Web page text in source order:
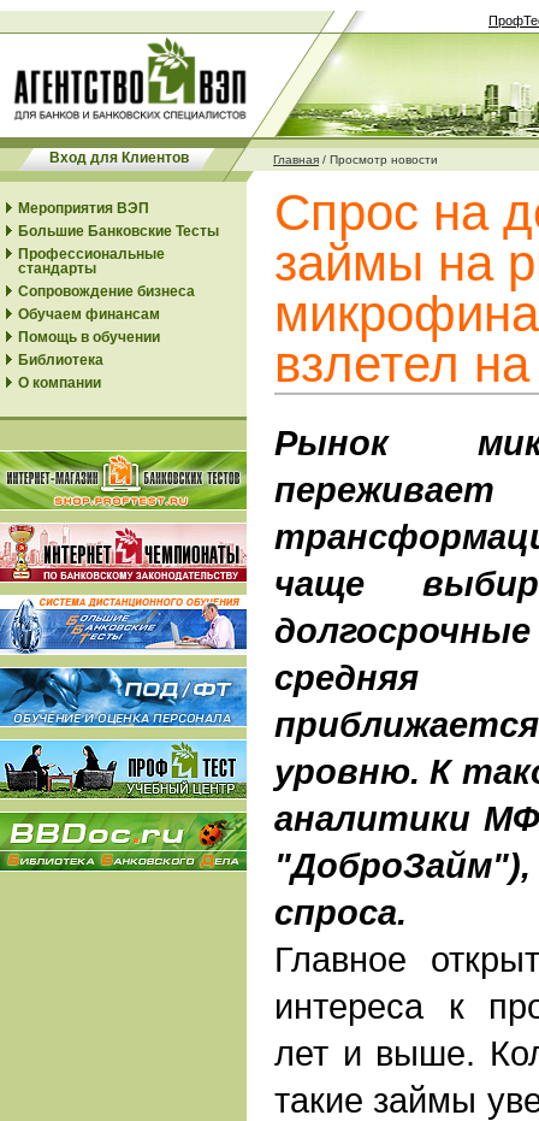
Вход для Клиентов Главная / Просмотр новости
Мероприятия ВЭП
Большие Банковские Тесты
Профессиональные
стандарты
Сопровождение бизнеса
Обучаем финансам
Помощь в обучении
Библиотека
О компании
Cпрос на
займы на
взлетел
Рынок
чаще
средняя
уровню. К
аналитики
спроса.
Главное
интереса к
лет и выше.
такие займы